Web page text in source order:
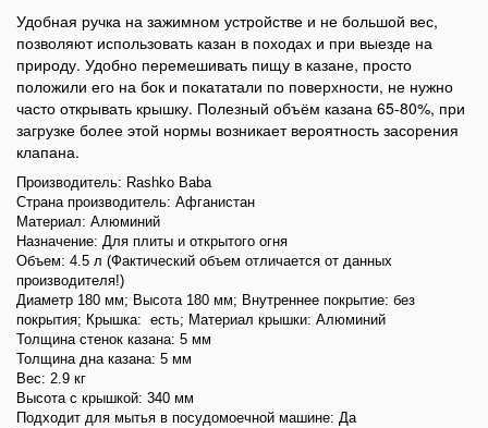
Удобная ручка на зажимном устройстве и не большой вес,
позволяют использовать казан в походах и при выезде на
природу. Удобно перемешивать пищу в казане, просто
положили его на бок и покататали по поверхности, не нужно
часто открывать крышку. Полезный объём казана 65-80%, при
загрузке более этой нормы возникает вероятность засорения
клапана.
Производитель: Rashko Baba
Страна производитель: Афганистан
Материал: Алюминий
Назначение: Для плиты и открытого огня
Объем: 4.5 л (Фактический объем отличается от данных
производителя!)
Диаметр 180 мм; Высота 180 мм; Внутреннее покрытие: без
покрытия; Крышка: есть; Материал крышки: Алюминий
Толщина стенок казана: 5 мм
Толщина дна казана: 5 мм
Вес: 2.9 кг
Высота с крышкой: 340 мм
Подходит для мытья в посудомоечной машине: Да